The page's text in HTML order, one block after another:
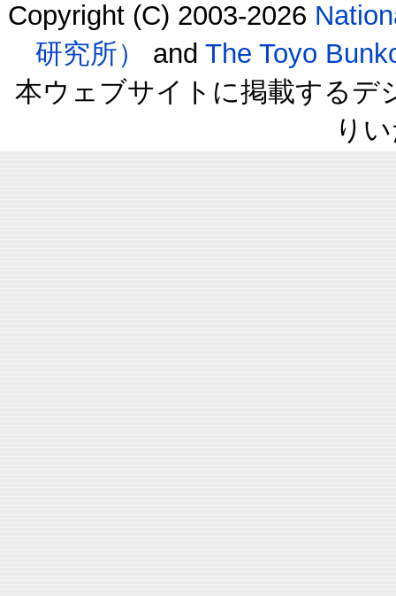
Copyright (C) 2003-2026
研究所）
and The Toyo
本ウェブサイトに掲載するデ
り